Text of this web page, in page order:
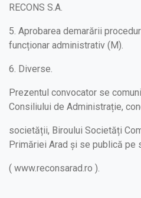
RECONS S.A.
5. Aprobarea demarării
funcționar administrativ (M).
6. Diverse.
Prezentul convocator se
Consiliului de Administrație,
societății, Biroului Societăți
Primăriei Arad și se publică
( www.reconsarad.ro ).